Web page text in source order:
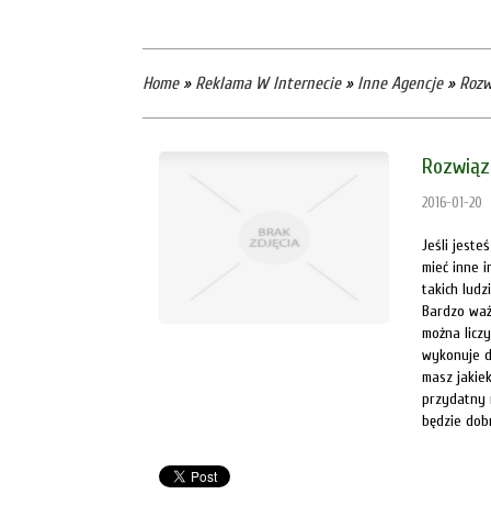
Home» Reklama W Internecie» Inne Agencje»
2016-01-20
Jeśli
mieć inne
takich
Bardzo
można
wykonuje
masz
przydatny
będzie